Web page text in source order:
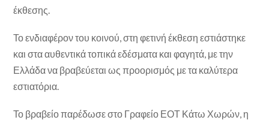
έκθεσης.
Το ενδιαφέρον του κοινού, στη φετινή έκθεση εστιάστηκε
και στα αυθεντικά τοπικά εδέσματα και φαγητά, με την
Ελλάδα να βραβεύεται ως προορισμός με τα καλύτερα
εστιατόρια.
Το βραβείο παρέδωσε στο Γραφείο ΕΟΤ Κάτω Χωρών, η